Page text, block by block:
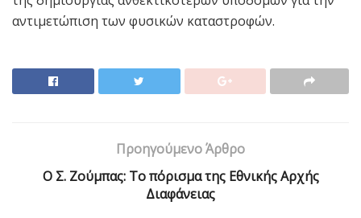
αντιμετώπιση των φυσικών καταστροφών.
Προηγούμενο Άρθρο
O Σ. Ζούμπας: Το πόρισμα της Εθνικής Αρχής
Διαφάνειας